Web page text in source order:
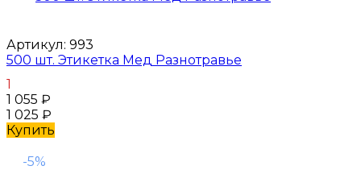
Артикул: 993
500 шт. Этикетка Мед Разнотравье
1
1 055 ₽
1 025 ₽
Купить
-5%